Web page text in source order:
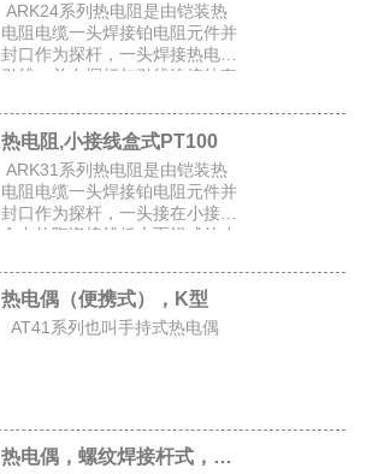
ARK24系列热电阻是由铠装热
电阻电缆一头焊接铂电阻元件并
封口作为探杆，一头焊接热电阻
引线，并在探杆与引线连接处套
上活动螺纹而组成的活动螺纹杆
式铠装热电阻。
热电阻,小接线盒式PT100
ARK31系列热电阻是由铠装热
电阻电缆一头焊接铂电阻元件并
封口作为探杆，一头接在小接线
盒内的陶瓷接线板上而组成的小
热电偶（便携式），K型
AT41系列也叫手持式热电偶
热电偶，螺纹焊接杆式，K型